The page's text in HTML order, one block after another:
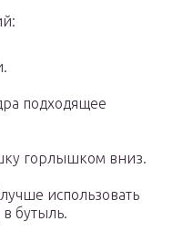
подходящее
горлышком вниз.
использовать
бутыль.